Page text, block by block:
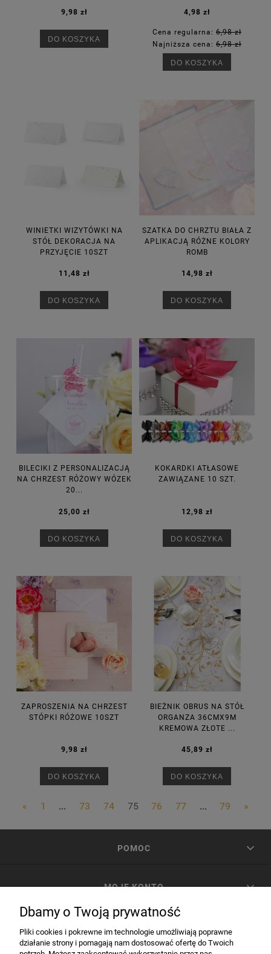
9,98 zł
DO KOSZYKA
4,98 zł
Cena regularna: 6,98 zł
Najniższa cena: 6,98 zł
DO KOSZYKA
WINIETKI WIZYTÓWKI NA
STÓŁ DEKORACJA NA
PRZYJĘCIE 10SZT
11,48 zł
DO KOSZYKA
SZATKA DO CHRZTU BIAŁA Z
APLIKACJĄ RÓŻNE KOLORY
ROMB
14,98 zł
DO KOSZYKA
BILECIKI Z PERSONALIZACJĄ
NA CHRZEST RÓŻOWY WÓZEK
20...
25,00 zł
DO KOSZYKA
KOKARDKI ATŁASOWE
ZAWIĄZANE 10 SZT.
12,98 zł
DO KOSZYKA
ZAPROSZENIA NA CHRZEST
STÓPKI RÓŻOWE 10SZT
9,98 zł
DO KOSZYKA
BIEŻNIK OBRUS NA STÓŁ
ORGANZA 36CMX9M
KREMOWA ZŁOTE ...
45,89 zł
DO KOSZYKA
« 1 ... 73 74 75 76 77 ... 79 »
POMOC
MOJE KONTO
Dbamy o Twoją prywatność
Pliki cookies i pokrewne im technologie umożliwiają poprawne
działanie strony i pomagają nam dostosować ofertę do Twoich